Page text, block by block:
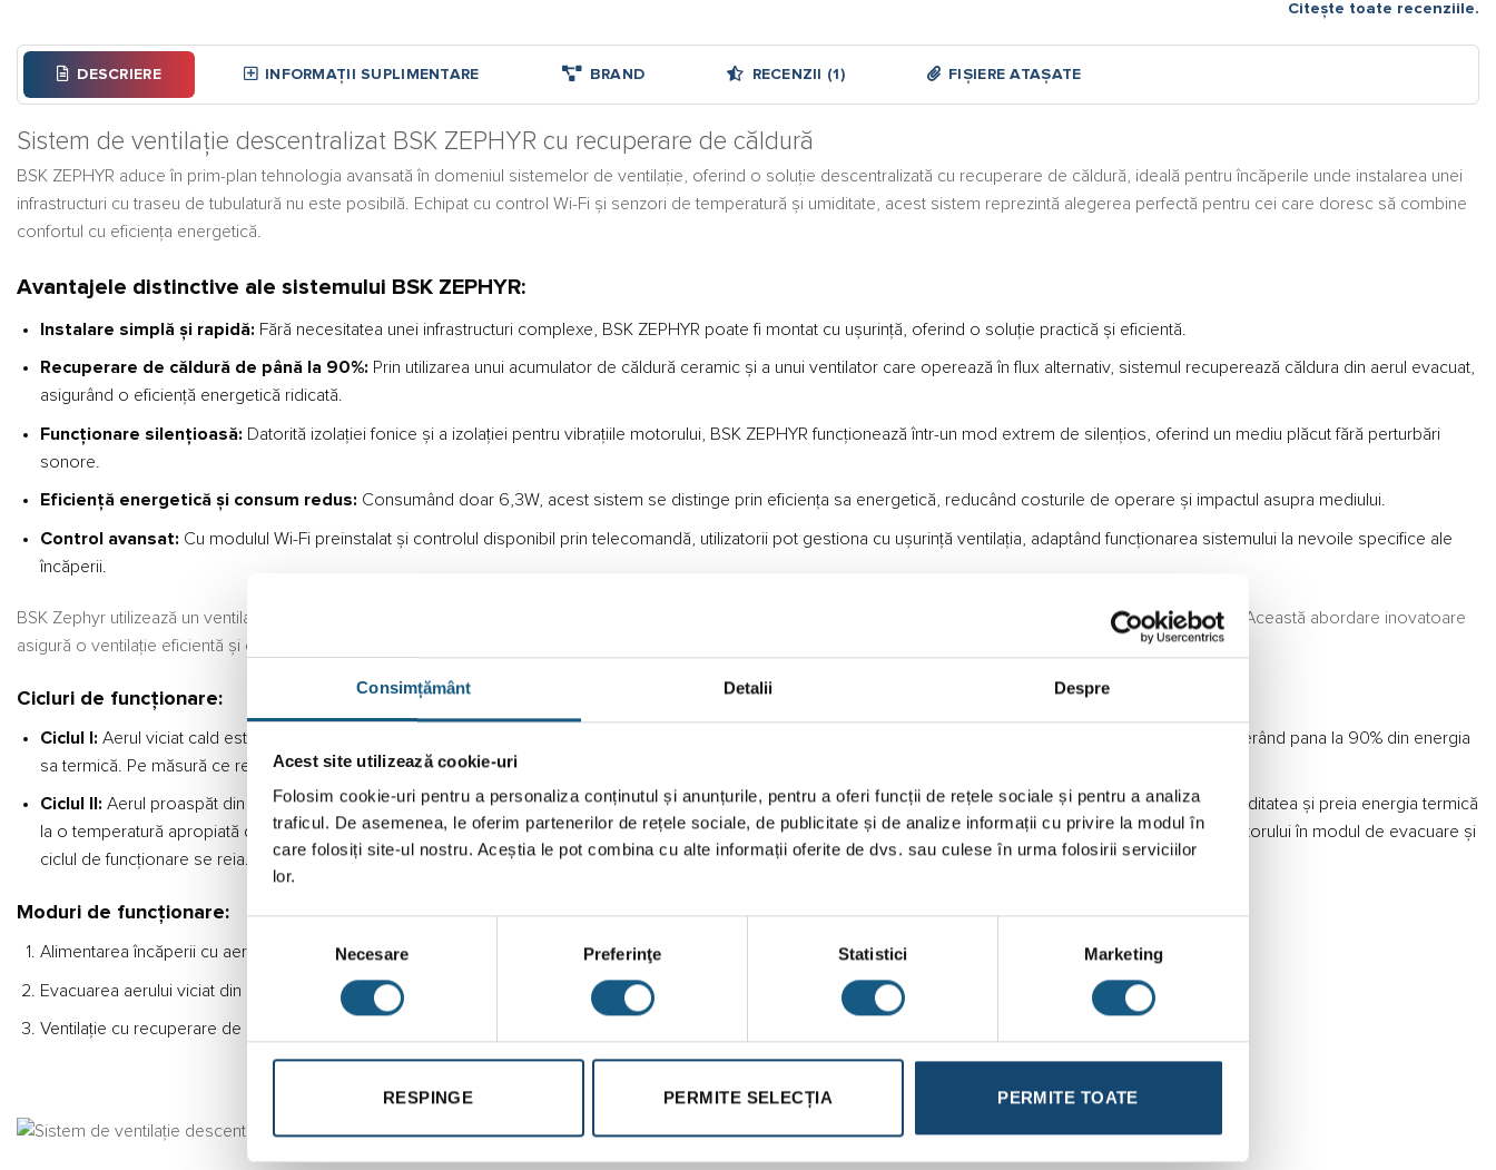
Consimțământ Detalii Despre
Acest site utilizează cookie-uri
Folosim cookie-uri pentru a personaliza conținutul și anunțurile, pentru a oferi funcții de rețele sociale și pentru a analiza
traficul. De asemenea, le oferim partenerilor de rețele sociale, de publicitate și de analize informații cu privire la modul în
care folosiți site-ul nostru. Aceștia le pot combina cu alte informații oferite de dvs. sau culese în urma folosirii serviciilor
lor.
consimțământului
Necesare Preferinţe Statistici Marketing
RESPINGE PERMITE SELECȚIA PERMITE TOATE
Citește toate recenziile.
DESCRIERE INFORMAȚII SUPLIMENTARE BRAND RECENZII (1) FIȘIERE ATAȘATE
Sistem de ventilație descentralizat BSK ZEPHYR cu recuperare de căldură
BSK ZEPHYR aduce în prim-plan tehnologia avansată în domeniul sistemelor de ventilație, oferind o soluție descentralizată cu recuperare de căldură, ideală pentru încăperile unde instalarea unei
infrastructuri cu traseu de tubulatură nu este posibilă. Echipat cu control Wi-Fi și senzori de temperatură și umiditate, acest sistem reprezintă alegerea perfectă pentru cei care doresc să combine
confortul cu eficiența energetică.
Avantajele distinctive ale sistemului BSK ZEPHYR:
Instalare simplă și rapidă: Fără necesitatea unei infrastructuri complexe, BSK ZEPHYR poate fi montat cu ușurință, oferind o soluție practică și eficientă.
Recuperare de căldură de până la 90%: Prin utilizarea unui acumulator de căldură ceramic și a unui ventilator care operează în flux alternativ, sistemul recuperează căldura din aerul evacuat,
asigurând o eficiență energetică ridicată.
Funcționare silențioasă: Datorită izolației fonice și a izolației pentru vibrațiile motorului, BSK ZEPHYR funcționează într-un mod extrem de silențios, oferind un mediu plăcut fără perturbări
sonore.
Eficiență energetică și consum redus: Consumând doar 6,3W, acest sistem se distinge prin eficiența sa energetică, reducând costurile de operare și impactul asupra mediului.
Control avansat: Cu modulul Wi-Fi preinstalat și controlul disponibil prin telecomandă, utilizatorii pot gestiona cu ușurință ventilația, adaptând funcționarea sistemului la nevoile specifice ale
încăperii.
BSK Zephyr utilizează un ventilator bidirecțional pentru a executa cicluri alternative de 70 de secunde, extrăgând aerul viciat și introducând aer proaspăt în încăpere. Această abordare inovatoare
asigură o ventilație eficientă și o recuperare optimă a căldurii, contribuind la crearea unui mediu interior sănătos și confortabil.
Cicluri de funcționare:
Ciclul I: Aerul viciat cald este eliminat din camera trecând prin acumulatorul ceramic de căldură. Ca rezultat, aerul cald încălzește și umezește acumulatorul, transferând pana la 90% din energia
sa termică. Pe măsură ce recuperatorul de căldură ceramic se încălzește, ventilatorul trece în modul de alimentare automată.
Ciclul II: Aerul proaspăt din exterior, filtrat de praf, microbi, alergeni sau poluanți trece prin acumulatorul ceramic de căldură, proces în timpul căruia absoarbe umiditatea și preia energia termică
la o temperatură apropiată de cea a camerei. Într-un interval de timp de 70 de secunde, pe măsură ce temperatura acumulatorului scade, are loc trecerea ventilatorului în modul de evacuare și
ciclul de funcționare se reia.
Moduri de funcționare:
Alimentarea încăperii cu aer proaspăt adus de afara;
Evacuarea aerului viciat din interior;
Ventilație cu recuperare de căldură eficienta energetic.